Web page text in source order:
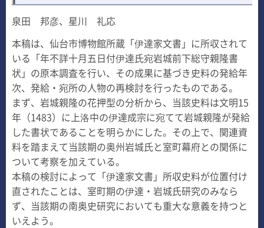
泉田 邦彦、星川 礼応
本稿は、仙台市博物館所蔵「伊達家文書」に所収されて
いる「年不詳十月五日付伊達氏宛岩城前下総守親隆書
状」の原本調査を行い、その成果に基づき史料の発給年
次、発給・宛所の人物の再検討を行ったものである。
まず、岩城親隆の花押型の分析から、当該史料は文明15
年（1483）に上洛中の伊達成宗に宛てて岩城親隆が発給
した書状であることを明らかにした。その上で、関連資
料を踏まえて当該期の奥州岩城氏と室町幕府との関係に
ついて考察を加えている。
本稿の検討によって「伊達家文書」所収史料が位置付け
直されたことは、室町期の伊達・岩城氏研究のみなら
ず、当該期の南奥史研究においても重大な意義を持つと
いえよう。